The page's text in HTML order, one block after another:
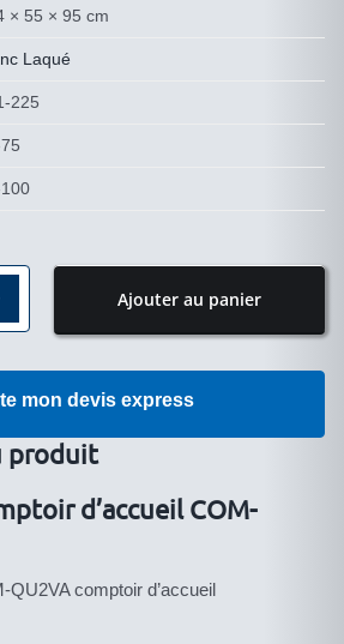
× 55 × 95 cm
Laqué
225
Ajouter au panier
mon devis express
produit
d’accueil COM-
QU2VA comptoir d’accueil